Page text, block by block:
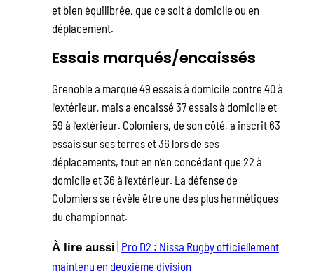
et bien équilibrée, que ce soit à domicile ou en
déplacement.
Essais marqués/encaissés
Grenoble a marqué 49 essais à domicile contre 40 à
l’extérieur, mais a encaissé 37 essais à domicile et
59 à l’extérieur. Colomiers, de son côté, a inscrit 63
essais sur ses terres et 36 lors de ses
déplacements, tout en n’en concédant que 22 à
domicile et 36 à l’extérieur. La défense de
Colomiers se révèle être une des plus hermétiques
du championnat.
À lire aussi Pro D2 : Nissa Rugby officiellement
maintenu en deuxième division